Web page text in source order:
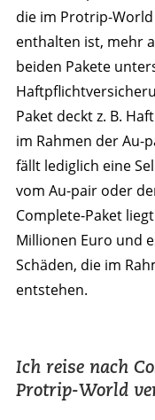
die im Protrip-
enthalten ist, mehr
beiden Pakete
Paket deckt z. B.
im Rahmen der Au-
fällt lediglich eine
vom Au-pair oder
Complete-Paket
Millionen Euro und
Schäden, die im
entstehen.
Ich reise nach
Protrip-World